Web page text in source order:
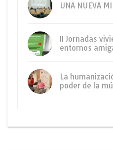
UNA NUEVA
II Jornadas
entornos
La
poder de la